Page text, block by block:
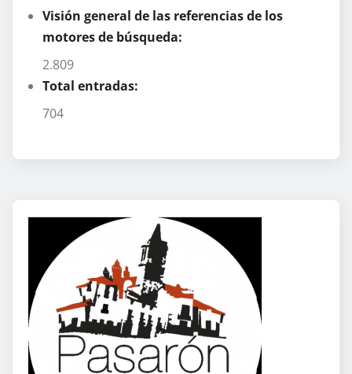
Visión general de las referencias de los
motores de búsqueda:
2.809
Total entradas:
704